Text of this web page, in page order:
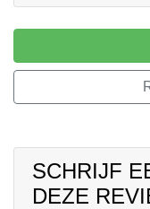
SCHRIJF
DEZE